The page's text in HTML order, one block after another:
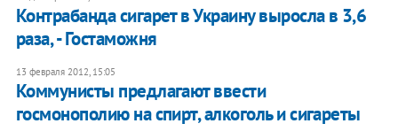
Контрабанда сигарет в Украину выросла в 3,6
раза, - Гостаможня
13 февраля 2012, 15:05
Коммунисты предлагают ввести
госмонополию на спирт, алкоголь и сигареты